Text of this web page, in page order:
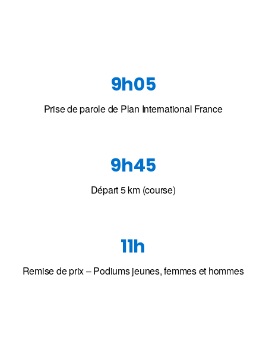
9h05
Prise de parole de Plan International France
9h45
Départ 5 km (course)
11h
Remise de prix – Podiums jeunes, femmes et hommes